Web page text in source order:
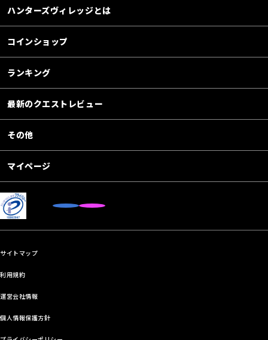
ハンターズヴィレッジとは
コインショップ
ランキング
最新のクエストレビュー
その他
マイページ
サイトマップ
利用規約
運営会社情報
個人情報保護方針